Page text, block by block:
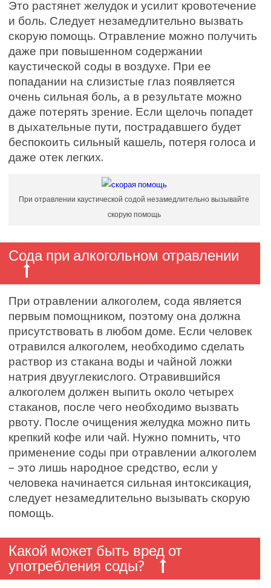
Это растянет желудок и усилит кровотечение
и боль. Следует незамедлительно вызвать
скорую помощь. Отравление можно получить
даже при повышенном содержании
каустической соды в воздухе. При ее
попадании на слизистые глаз появляется
очень сильная боль, а в результате можно
даже потерять зрение. Если щелочь попадет
в дыхательные пути, пострадавшего будет
беспокоить сильный кашель, потеря голоса и
даже отек легких.
При отравлении каустической содой незамедлительно вызывайте
скорую помощь
Сода при алкогольном отравлении
При отравлении алкоголем, сода является
первым помощником, поэтому она должна
присутствовать в любом доме. Если человек
отравился алкоголем, необходимо сделать
раствор из стакана воды и чайной ложки
натрия двууглекислого. Отравившийся
алкоголем должен выпить около четырех
стаканов, после чего необходимо вызвать
рвоту. После очищения желудка можно пить
крепкий кофе или чай. Нужно помнить, что
применение соды при отравлении алкоголем
– это лишь народное средство, если у
человека начинается сильная интоксикация,
следует незамедлительно вызывать скорую
помощь.
Какой может быть вред от
употребления соды?